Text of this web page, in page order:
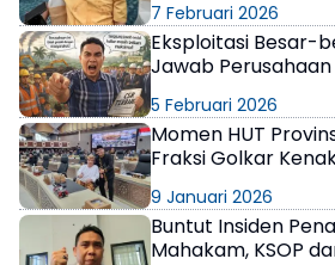
Opini
Gaya
Hidup
×
Ombudsman
7 Februari 2026
Eksploitasi Besar-
Jawab
Ulang Regulasi
5 Februari 2026
Momen HUT
Fraksi Golkar
9 Januari 2026
Buntut Insiden
Mahakam, KSOP